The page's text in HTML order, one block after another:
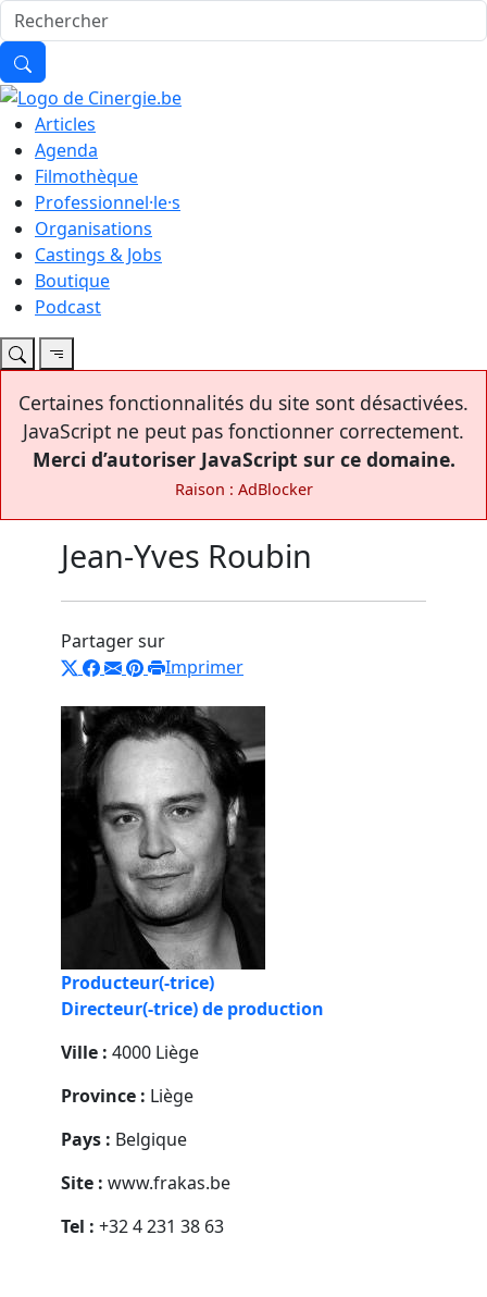
Articles
Agenda
Filmothèque
Professionnel·le·s
Organisations
Castings & Jobs
Boutique
Podcast
Certaines fonctionnalités du site sont désactivées.
JavaScript ne peut pas fonctionner correctement.
Merci d’autoriser JavaScript sur ce domaine.
Raison : AdBlocker
Jean-Yves Roubin
Partager sur
Imprimer
Producteur(-trice)
Directeur(-trice) de production
Ville : 4000 Liège
Province : Liège
Pays : Belgique
Site : www.frakas.be
Tel : +32 4 231 38 63